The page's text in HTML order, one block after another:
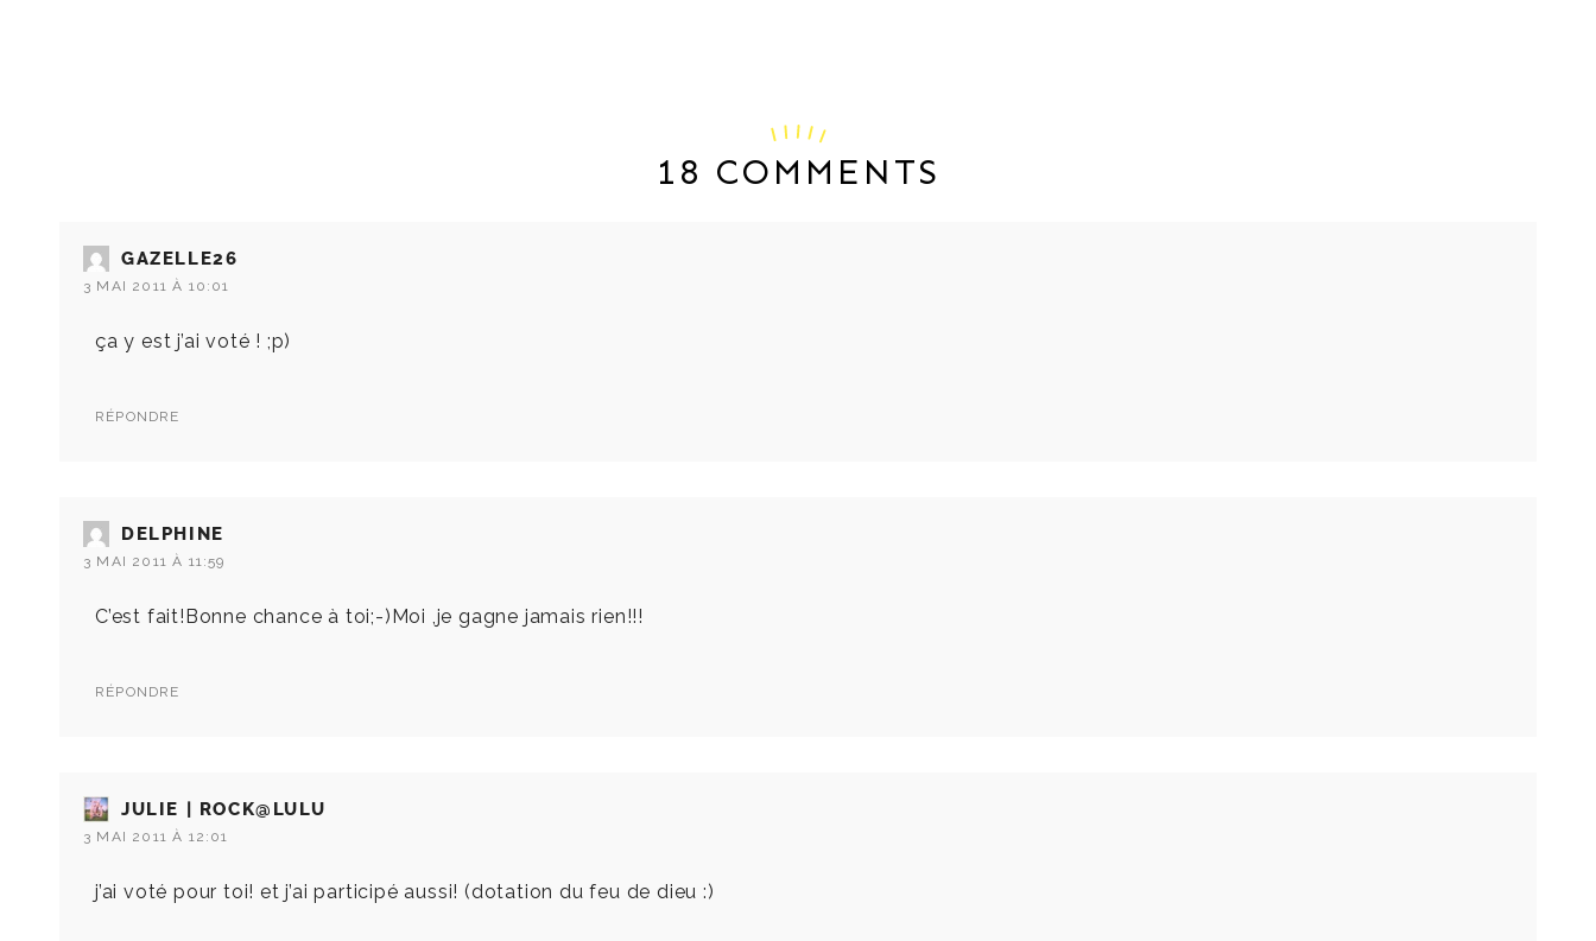
18 COMMENTS
GAZELLE26
3 MAI 2011 À 10:01
ça y est j’ai voté ! ;p)
RÉPONDRE
DELPHINE
3 MAI 2011 À 11:59
C’est fait!Bonne chance à toi;-)Moi ,je gagne jamais rien!!!
RÉPONDRE
JULIE | ROCK@LULU
3 MAI 2011 À 12:01
j’ai voté pour toi! et j’ai participé aussi! (dotation du feu de dieu :)